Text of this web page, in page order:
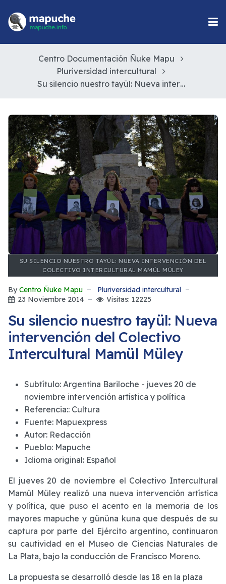
Centro Documentación Ñuke Mapu
Pluriversidad intercultural
Su silencio nuestro tayül: Nueva intervención del Colectivo Intercultural Mamül Müley
SU SILENCIO NUESTRO TAYÜL: NUEVA INTERVENCIÓN DEL
COLECTIVO INTERCULTURAL MAMÜL MÜLEY
By Centro Ñuke Mapu
Pluriversidad intercultural
23 Noviembre 2014
Visitas: 12225
Su silencio nuestro tayül: Nueva
intervención del Colectivo
Intercultural Mamül Müley
Subtítulo: Argentina Bariloche - jueves 20 de
noviembre intervención artística y política
Referencia:: Cultura
Fuente: Mapuexpress
Autor: Redacción
Pueblo: Mapuche
Idioma original: Español
El jueves 20 de noviembre el Colectivo Intercultural
Mamül Müley realizó una nueva intervención artística
y política, que puso el acento en la memoria de los
mayores mapuche y gününa kuna que después de su
captura por parte del Ejército argentino, continuaron
su cautividad en el Museo de Ciencias Naturales de
La Plata, bajo la conducción de Francisco Moreno.
La propuesta se desarrolló desde las 18 en la plaza